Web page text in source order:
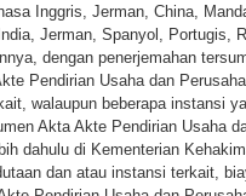
Inggris, Jerman, China,
Jerman, Spanyol, Portugis,
dengan penerjemahan
Pendirian Usaha dan
walaupun beberapa instansi
Akta Akte Pendirian Usaha
dahulu di Kementerian
dan atau instansi terkait,